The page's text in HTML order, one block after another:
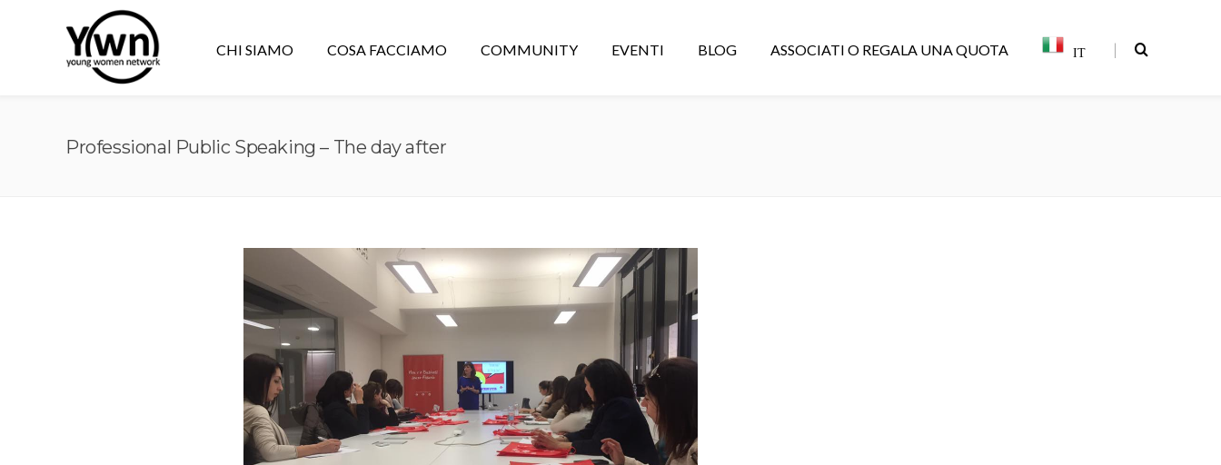
CHI SIAMO COSA FACCIAMO COMMUNITY EVENTI BLOG ASSOCIATI O REGALA UNA QUOTA IT |
Professional Public Speaking – The day after